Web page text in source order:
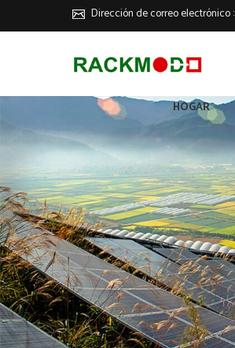
Dirección de correo electrónico :
HOGAR